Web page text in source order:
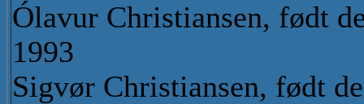
Ólavur Christiansen, født
1993
Sigvør Christiansen, født